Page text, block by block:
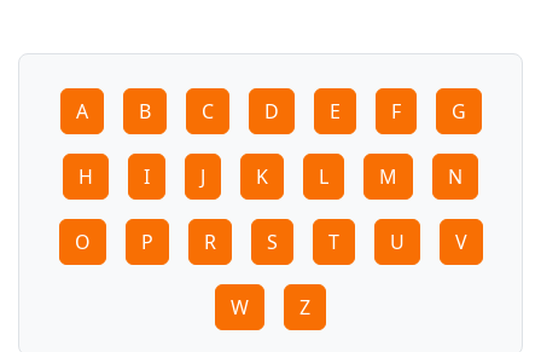
A B C D E F G
H I J K L M N
O P R S T U V
W Z